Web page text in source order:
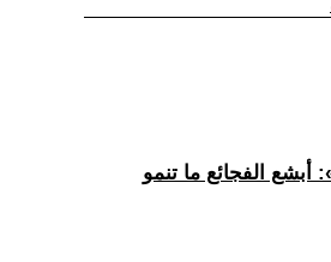
أبشع الفجائع ما تنمو